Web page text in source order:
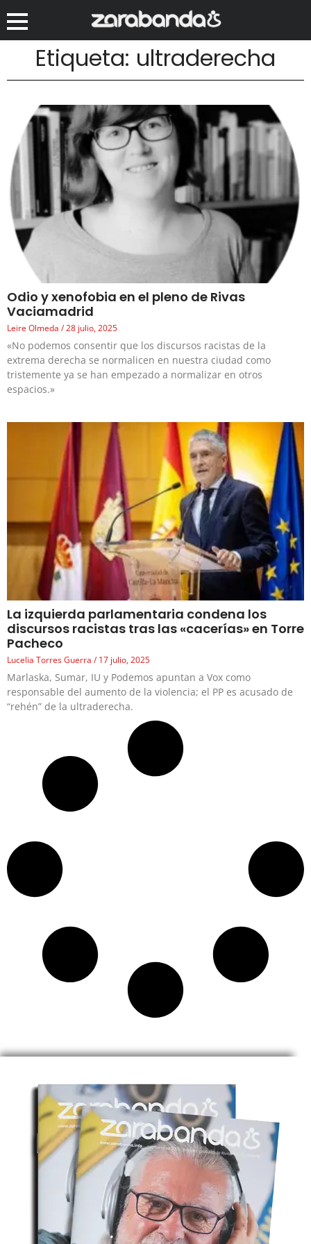
Etiqueta: ultraderecha
Odio y xenofobia en el pleno de Rivas
Vaciamadrid
Leire Olmeda 28 julio, 2025
«No podemos consentir que los discursos racistas de la
extrema derecha se normalicen en nuestra ciudad como
tristemente ya se han empezado a normalizar en otros
espacios.»
La izquierda parlamentaria condena los
discursos racistas tras las «cacerías» en Torre
Pacheco
Lucelia Torres Guerra 17 julio, 2025
Marlaska, Sumar, IU y Podemos apuntan a Vox como
responsable del aumento de la violencia; el PP es acusado de
“rehén” de la ultraderecha.